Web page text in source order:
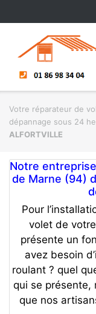
Votre réparateur de
dépannage sous 24
ALFORTVILLE
Notre
de Marne (94)
Pour
volet de
présente un
avez besoin
roulant ? quel
qui se présente,
que nos